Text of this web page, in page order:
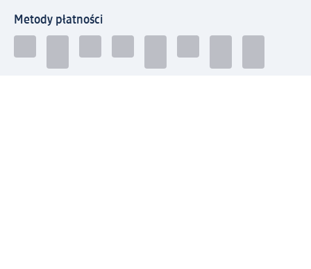
Metody płatności